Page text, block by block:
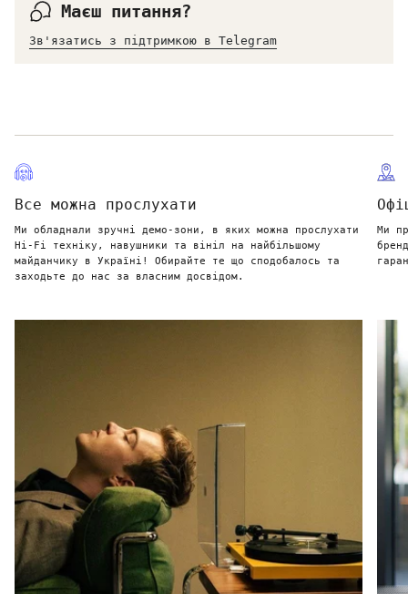
Маєш питання?
Зв'язатись з підтримкою в Telegram
Все можна прослухати
Ми обладнали зручні демо-зони, в яких можна прослухати
Hi-Fi техніку, навушники та вініл на найбільшому
майданчику в Україні! Обирайте те що сподобалось та
заходьте до нас за власним досвідом.
Ми